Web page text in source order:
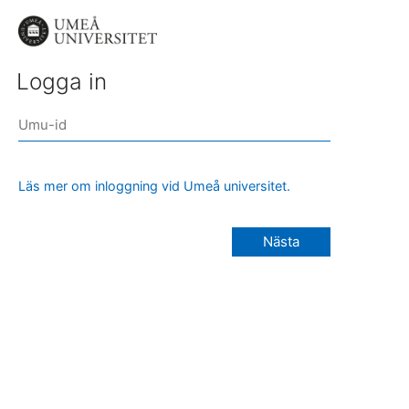
Logga in
Läs mer om inloggning vid Umeå universitet.
Nästa